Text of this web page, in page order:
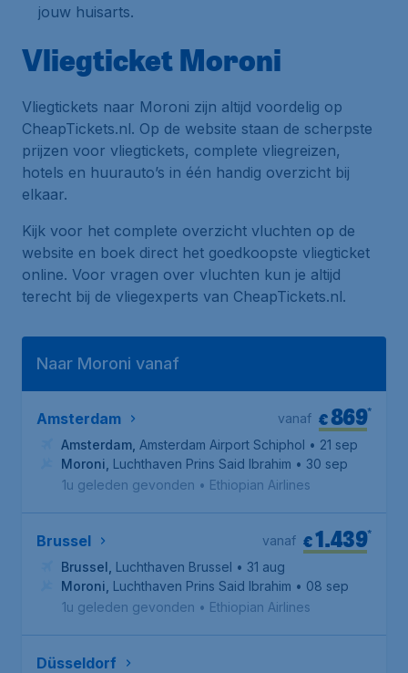
jouw huisarts.
Vliegticket Moroni
Vliegtickets naar Moroni zijn altijd voordelig op
CheapTickets.nl. Op de website staan de scherpste
prijzen voor vliegtickets, complete vliegreizen,
hotels en huurauto’s in één handig overzicht bij
elkaar.
Kijk voor het complete overzicht vluchten op de
website en boek direct het goedkoopste vliegticket
online. Voor vragen over vluchten kun je altijd
terecht bij de vliegexperts van CheapTickets.nl.
Naar Moroni vanaf
Amsterdam €869*
vanaf
Amsterdam Amsterdam Airport Schiphol • 21 sep
Moroni Luchthaven Prins Said Ibrahim • 30 sep
1u geleden gevonden • Ethiopian Airlines
Brussel €1.439*
vanaf
Brussel Luchthaven Brussel • 31 aug
Moroni Luchthaven Prins Said Ibrahim • 08 sep
1u geleden gevonden • Ethiopian Airlines
Düsseldorf